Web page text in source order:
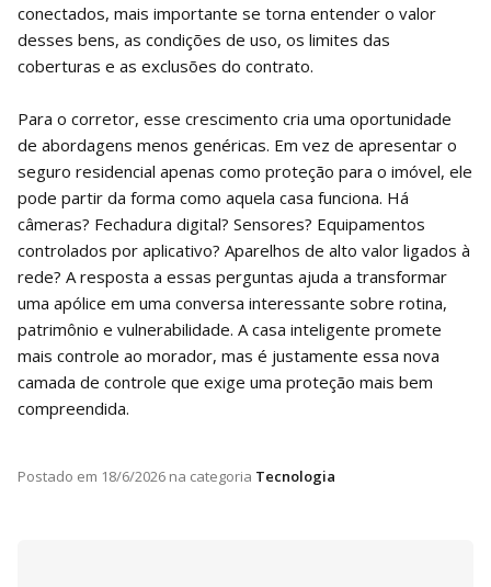
conectados, mais importante se torna entender o valor
desses bens, as condições de uso, os limites das
coberturas e as exclusões do contrato.
Para o corretor, esse crescimento cria uma oportunidade
de abordagens menos genéricas. Em vez de apresentar o
seguro residencial apenas como proteção para o imóvel, ele
pode partir da forma como aquela casa funciona. Há
câmeras? Fechadura digital? Sensores? Equipamentos
controlados por aplicativo? Aparelhos de alto valor ligados à
rede? A resposta a essas perguntas ajuda a transformar
uma apólice em uma conversa interessante sobre rotina,
patrimônio e vulnerabilidade. A casa inteligente promete
mais controle ao morador, mas é justamente essa nova
camada de controle que exige uma proteção mais bem
compreendida.
Postado em 18/6/2026 na categoria Tecnologia